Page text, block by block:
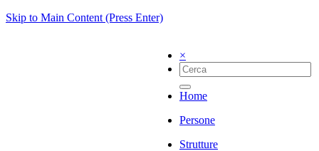
Skip to Main Content (Press Enter)
×
Home
Persone
Strutture